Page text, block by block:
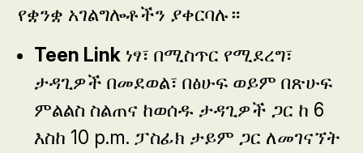
የቋንቋ አገልግሎቶችን ያቀርባሉ።
Teen Link ነፃ፣ በሚስጥር የሚደረግ፣
ታዳጊዎች በመደወል፣ በፅሁፍ ወይም በጽሁፍ
ምልልስ ስልጠና ከወሰዱ ታዳጊዎች ጋር ከ 6
እስከ 10 p.m. ፓስፊክ ታይም ጋር ለመገናኘት